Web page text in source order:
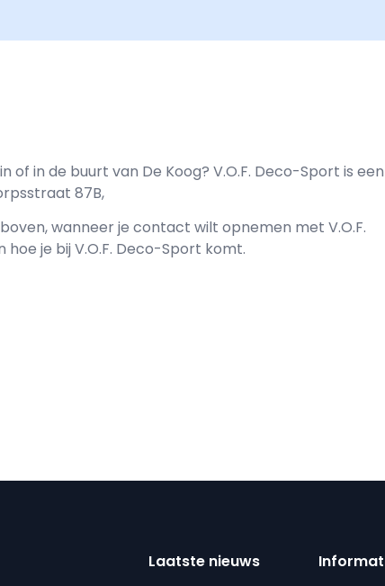
of in de buurt van De Koog? V.O.F. Deco-Sport is een
87B,
wanneer je contact wilt opnemen met V.O.F.
hoe je bij V.O.F. Deco-Sport komt.
Laatste nieuws